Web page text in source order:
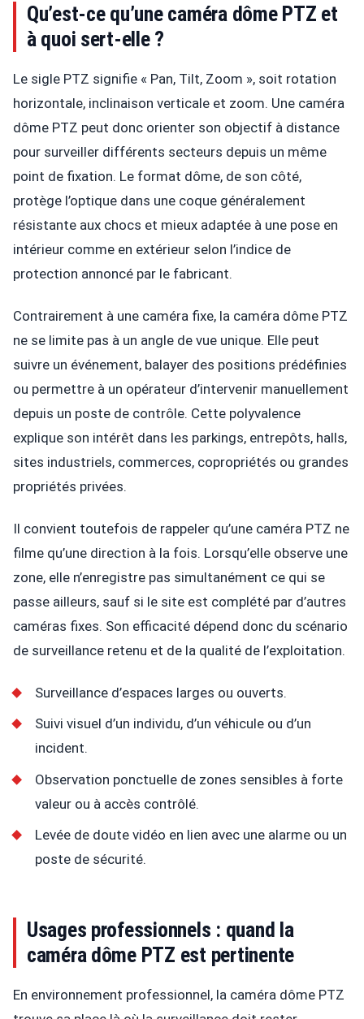
Qu’est-ce qu’une caméra dôme PTZ et
à quoi sert-elle ?
Le sigle PTZ signifie « Pan, Tilt, Zoom », soit rotation
horizontale, inclinaison verticale et zoom. Une caméra
dôme PTZ peut donc orienter son objectif à distance
pour surveiller différents secteurs depuis un même
point de fixation. Le format dôme, de son côté,
protège l’optique dans une coque généralement
résistante aux chocs et mieux adaptée à une pose en
intérieur comme en extérieur selon l’indice de
protection annoncé par le fabricant.
Contrairement à une caméra fixe, la caméra dôme PTZ
ne se limite pas à un angle de vue unique. Elle peut
suivre un événement, balayer des positions prédéfinies
ou permettre à un opérateur d’intervenir manuellement
depuis un poste de contrôle. Cette polyvalence
explique son intérêt dans les parkings, entrepôts, halls,
sites industriels, commerces, copropriétés ou grandes
propriétés privées.
Il convient toutefois de rappeler qu’une caméra PTZ ne
filme qu’une direction à la fois. Lorsqu’elle observe une
zone, elle n’enregistre pas simultanément ce qui se
passe ailleurs, sauf si le site est complété par d’autres
caméras fixes. Son efficacité dépend donc du scénario
de surveillance retenu et de la qualité de l’exploitation.
Surveillance d’espaces larges ou ouverts.
Suivi visuel d’un individu, d’un véhicule ou d’un
incident.
Observation ponctuelle de zones sensibles à forte
valeur ou à accès contrôlé.
Levée de doute vidéo en lien avec une alarme ou un
poste de sécurité.
Usages professionnels : quand la
caméra dôme PTZ est pertinente
En environnement professionnel, la caméra dôme PTZ